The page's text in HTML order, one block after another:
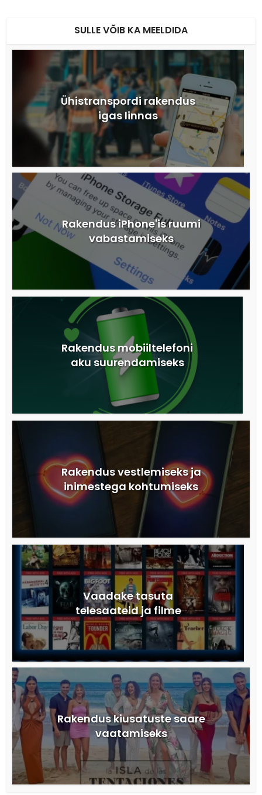
SULLE VÕIB KA MEELDIDA
Ühistranspordi rakendus
igas linnas
Rakendus iPhone'is ruumi
vabastamiseks
Rakendus mobiiltelefoni
aku suurendamiseks
Rakendus vestlemiseks ja
inimestega kohtumiseks
Vaadake tasuta
telesaateid ja filme
Rakendus kiusatuste saare
vaatamiseks